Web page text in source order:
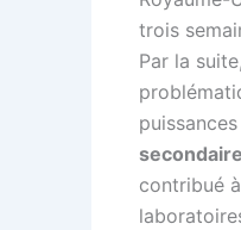
trois
Par la
contribué